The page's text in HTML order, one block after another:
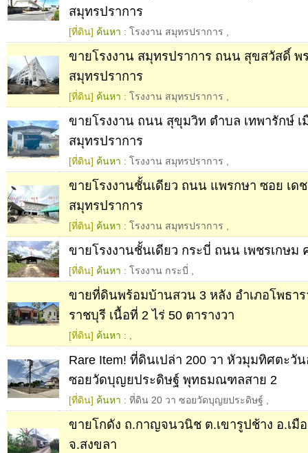
สมุทรปราการ
[ที่ดิน] ค้นหา : โรงงาน สมุทรปราการ
ขายโรงงาน สมุทรปราการ ถนน สุขสวัสดิ์ พ
สมุทรปราการ
[ที่ดิน] ค้นหา : โรงงาน สมุทรปราการ
ขายโรงงาน ถนน สุขุมวิท ตำบล เทพารักษ์ เ
สมุทรปราการ
[ที่ดิน] ค้นหา : โรงงาน สมุทรปราการ
ขายโรงงานชั้นเดียว ถนน แพรกษา ซอย เด
สมุทรปราการ
[ที่ดิน] ค้นหา : โรงงาน สมุทรปราการ
ขายโรงงานชั้นเดียว กระบี่ ถนน เพชรเกษม
[ที่ดิน] ค้นหา : โรงงาน กระบี่
ขายที่ดินพร้อมบ้านสวน 3 หลัง อำเภอโพธา
ราชบุรี เนื้อที่ 2 ไร่ 50 ตารางวา
[ที่ดิน] ค้นหา :
Rare Item! ที่ดินเปล่า 200 วา หัวมุมทิศตะวั
ซอยวัดบุญยประดิษฐ์ พุทธมณฑลสาย 2
[ที่ดิน] ค้นหา : ที่ดิน 20 วา ซอยวัดบุญยประดิษฐ์
ขายโกดัง ถ.กาญจนวนิช ต.เขารูปช้าง อ.เมื
จ.สงขลา